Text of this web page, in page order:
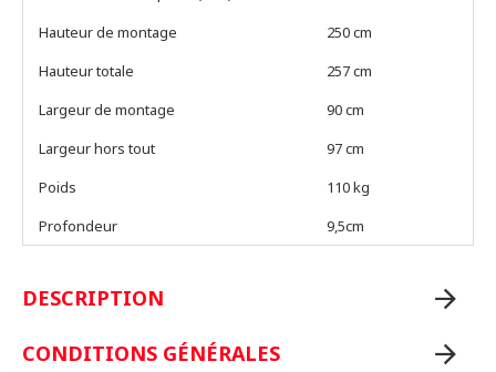
Hauteur de montage
250 cm
Hauteur totale
257 cm
Largeur de montage
90 cm
Largeur hors tout
97 cm
Poids
110 kg
Profondeur
9,5cm
DESCRIPTION
CONDITIONS GÉNÉRALES